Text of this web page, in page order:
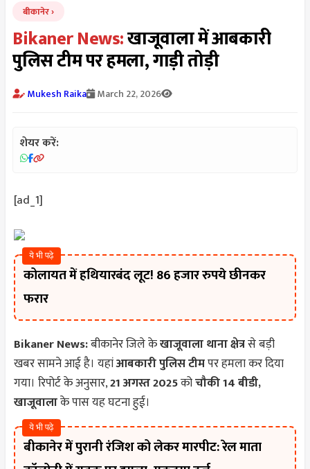
बीकानेर
Bikaner News:खाजूवाला में आबकारी
पुलिस टीम पर हमला, गाड़ी तोड़ी
Mukesh Raika March 22, 2026
शेयर करें:
[ad_1]
ये भी पढ़े
कोलायत में हथियारबंद लूट! 86 हजार रुपये छीनकर
फरार
Bikaner News:बीकानेर जिले केखाजूवाला थाना क्षेत्रसे बड़ी
खबर सामने आई है। यहांआबकारी पुलिस टीमपर हमला कर दिया
गया। रिपोर्ट के अनुसार,21 अगस्त 2025कोचौकी 14 बीडी,
खाजूवालाके पास यह घटना हुई।
ये भी पढ़े
बीकानेर में पुरानी रंजिश को लेकर मारपीट: रेल माता